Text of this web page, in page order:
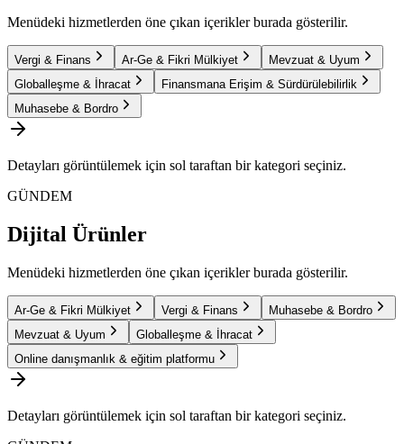
Menüdeki hizmetlerden öne çıkan içerikler burada gösterilir.
Vergi & Finans Ar-Ge & Fikri Mülkiyet
Mevzuat & Uyum
Globalleşme & İhracat
Finansmana Erişim & Sürdürülebilirlik
Muhasebe & Bordro
Detayları görüntülemek için sol taraftan bir kategori seçiniz.
GÜNDEM
Dijital Ürünler
Menüdeki hizmetlerden öne çıkan içerikler burada gösterilir.
Ar-Ge & Fikri Mülkiyet Vergi & Finans
Muhasebe & Bordro
Mevzuat & Uyum
Globalleşme & İhracat
Online danışmanlık & eğitim platformu
Detayları görüntülemek için sol taraftan bir kategori seçiniz.